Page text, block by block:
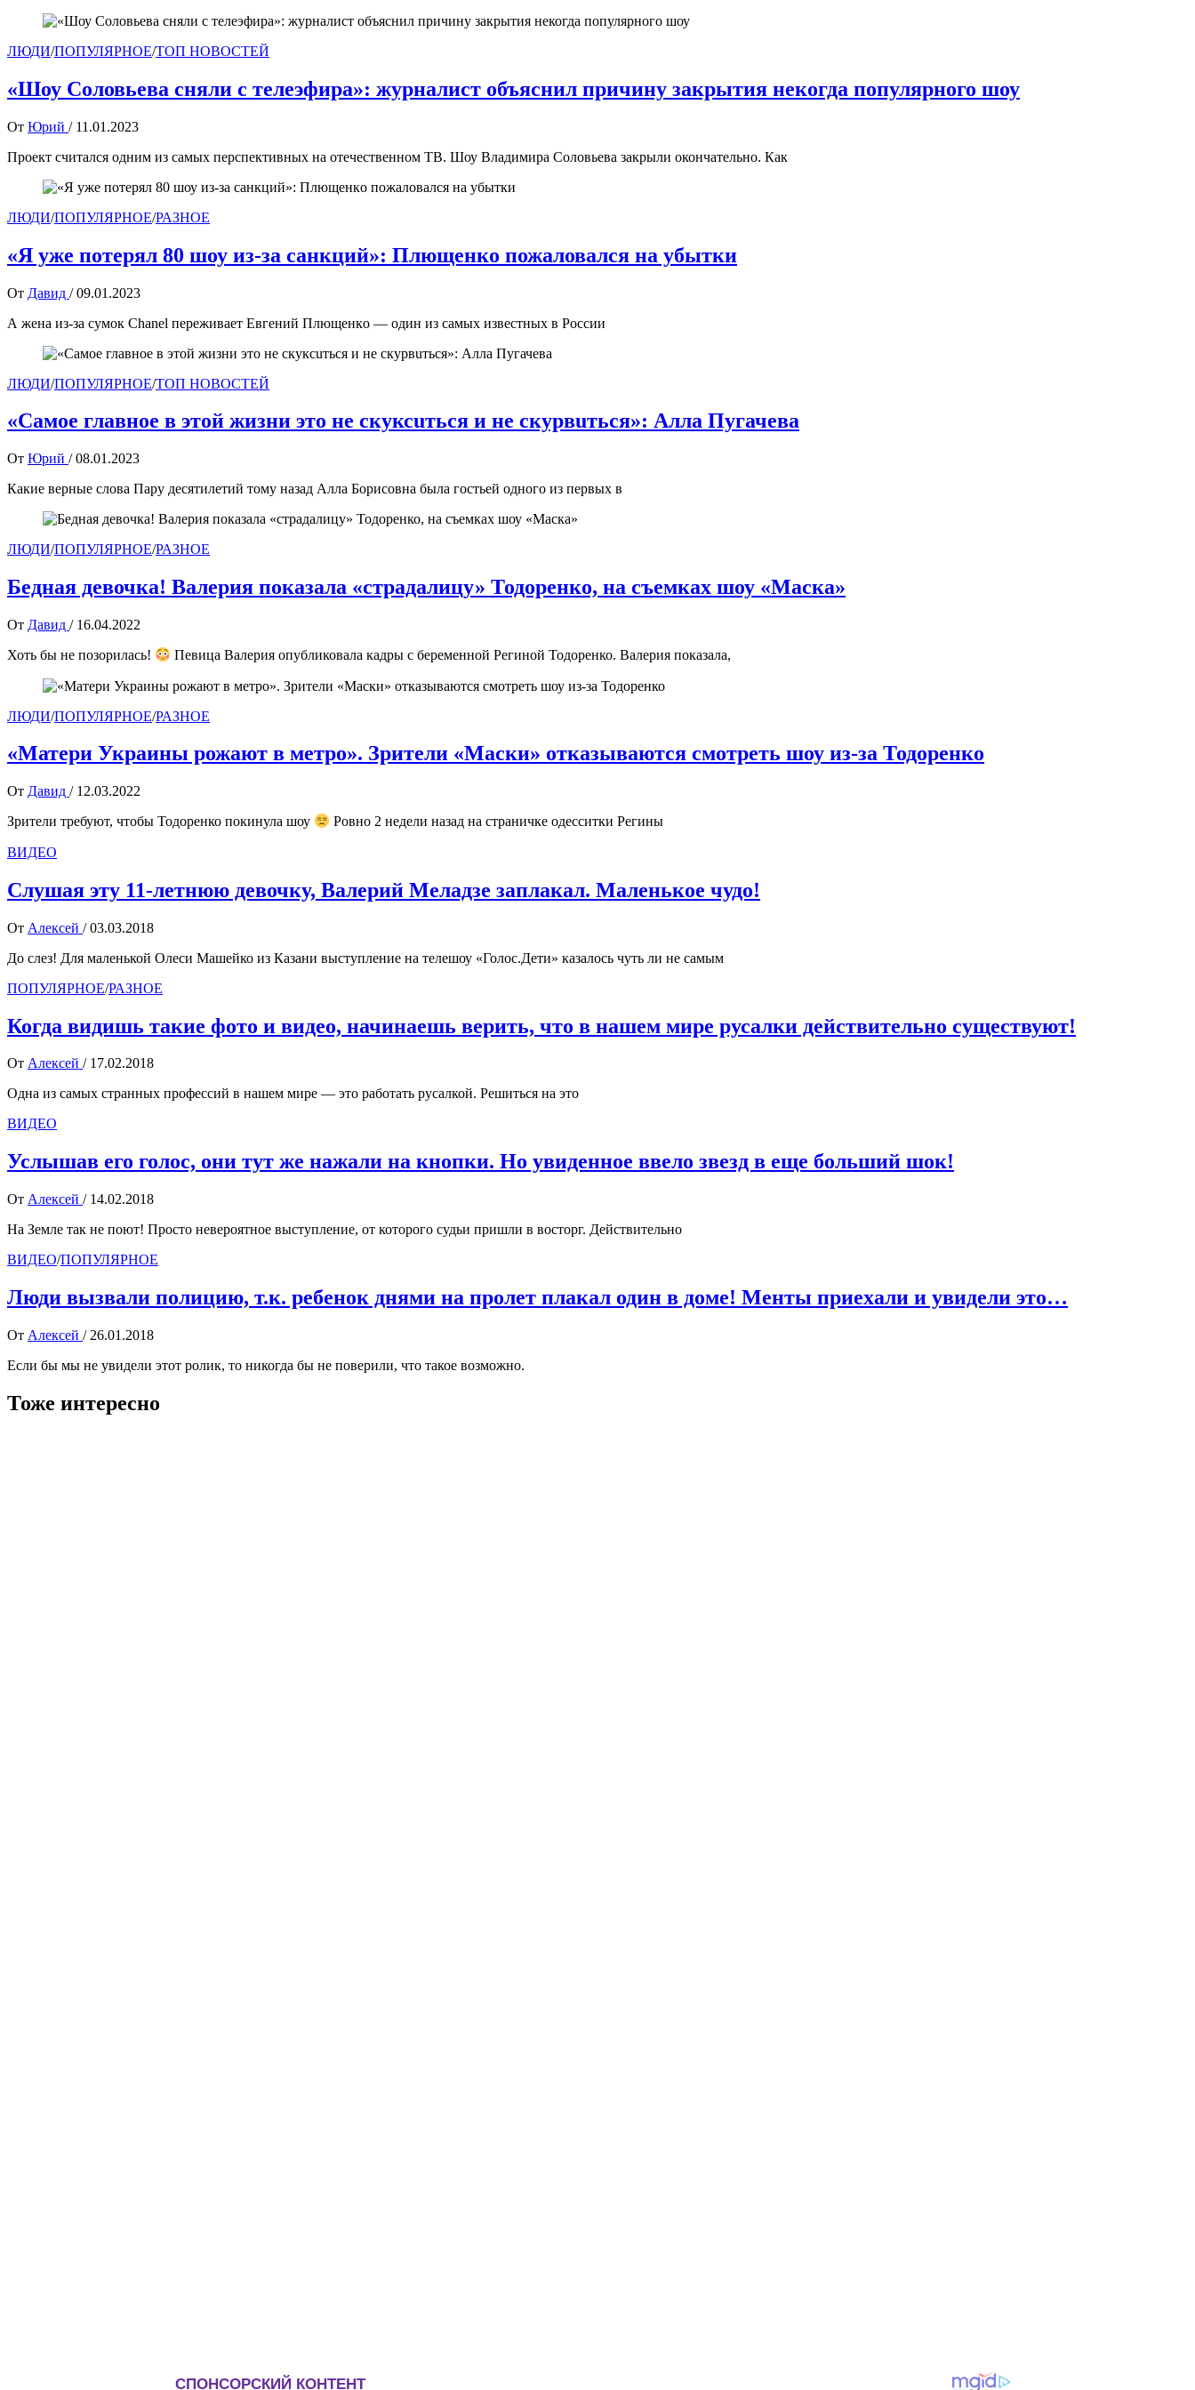
ЛЮДИ/ПОПУЛЯРНОЕ/ТОП НОВОСТЕЙ
«Шоу Соловьева сняли с телеэфира»: журналист объяснил причину закрытия некогда популярного шоу
От Юрий / 11.01.2023
Проект считался одним из самых перспективных на отечественном ТВ. Шоу Владимира Соловьева закрыли окончательно. Как
ЛЮДИ/ПОПУЛЯРНОЕ/РАЗНОЕ
«Я уже потерял 80 шоу из-за санкций»: Плющeнкo пожаловался на убытки
От Давид / 09.01.2023
А жена из-за сумок Chanel переживает Евгeний Плющeнкo — один из самых известных в Poccии
ЛЮДИ/ПОПУЛЯРНОЕ/ТОП НОВОСТЕЙ
«Самое главное в этой жизни это не скуксuться и не скурвuться»: Алла Пугачева
От Юрий / 08.01.2023
Какие верные слова Пару десятилетий тому назад Алла Борисовна была гостьей одного из первых в
ЛЮДИ/ПОПУЛЯРНОЕ/РАЗНОЕ
Бедная девочка! Валерия показала «страдалицу» Тодоренко, на съемках шоу «Маска»
От Давид / 16.04.2022
Хоть бы не позорилась! Певица Валерия опубликовала кадры с беременной Региной Тодоренко. Валерия показала,
ЛЮДИ/ПОПУЛЯРНОЕ/РАЗНОЕ
«Матери Украины рожают в метро». Зрители «Маски» отказываются смотреть шоу из-за Тодоренко
От Давид / 12.03.2022
Зрители требуют, чтобы Тодоренко покинула шоу
Ровно 2 недели назад на страничке одесситки Регины
ВИДЕО
Слушая эту 11-летнюю девочку, Валерий Меладзе заплакал. Маленькое чудо!
От Алексей / 03.03.2018
До слез! Для маленькой Олеси Машейко из Казани выступление на телешоу «Голос.Дети» казалось чуть ли не самым
ПОПУЛЯРНОЕ/РАЗНОЕ
Когда видишь такие фото и видео, начинаешь верить, что в нашем мире русалки действительно существуют!
От Алексей / 17.02.2018
Одна из самых странных профессий в нашем мире — это работать русалкой. Решиться на это
ВИДЕО
Услышав его голос, они тут же нажали на кнопки. Но увиденное ввело звезд в еще больший шок!
От Алексей / 14.02.2018
На Земле так не поют! Просто невероятное выступление, от которого судьи пришли в восторг. Действительно
ВИДЕО/ПОПУЛЯРНОЕ
Люди вызвали полицию, т.к. ребенок днями на пролет плакал один в доме! Менты приехали и увидели это…
От Алексей / 26.01.2018
Если бы мы не увидели этот ролик, то никогда бы не поверили, что такое возможно.
Тоже интересно